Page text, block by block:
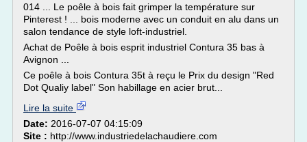
014 ... Le poêle à bois fait grimper la température sur
Pinterest ! ... bois moderne avec un conduit en alu dans un
salon tendance de style loft-industriel.
Achat de Poêle à bois esprit industriel Contura 35 bas à
Avignon ...
Ce poêle à bois Contura 35t à reçu le Prix du design "Red
Dot Qualiy label" Son habillage en acier brut...
Lire la suite
Date: 2016-07-07 04:15:09
Site : http://www.industriedelachaudiere.com